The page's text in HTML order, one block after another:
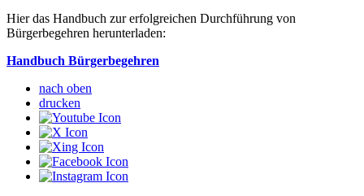
Hier das Handbuch zur erfolgreichen Durchführung von
Bürgerbegehren herunterladen:
Handbuch Bürgerbegehren
nach oben
drucken